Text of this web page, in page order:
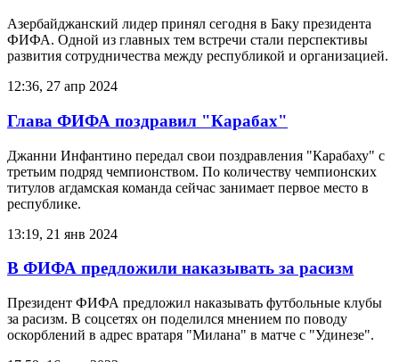
Азербайджанский лидер принял сегодня в Баку президента
ФИФА. Одной из главных тем встречи стали перспективы
развития сотрудничества между республикой и организацией.
12:36, 27 апр 2024
Глава ФИФА поздравил "Карабах"
Джанни Инфантино передал свои поздравления "Карабаху" c
третьим подряд чемпионством. По количеству чемпионских
титулов агдамская команда сейчас занимает первое место в
республике.
13:19, 21 янв 2024
В ФИФА предложили наказывать за расизм
Президент ФИФА предложил наказывать футбольные клубы
за расизм. В соцсетях он поделился мнением по поводу
оскорблений в адрес вратаря "Милана" в матче с "Удинезе".